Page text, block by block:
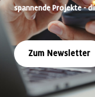
spannende Projekte -
Zum Newsletter